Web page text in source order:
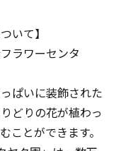
いて】
ラワーセンタ
ぱいに装飾された
どりの花が植わっ
ことができます。